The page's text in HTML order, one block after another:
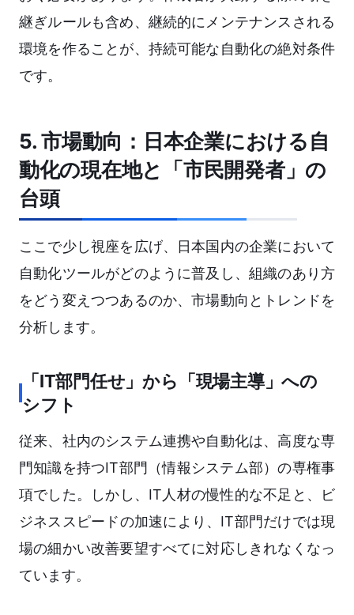
継ぎルールも含め、継続的にメンテナンスされる
環境を作ることが、持続可能な自動化の絶対条件
です。
5. 市場動向：日本企業における自
動化の現在地と「市民開発者」の
台頭
ここで少し視座を広げ、日本国内の企業において
自動化ツールがどのように普及し、組織のあり方
をどう変えつつあるのか、市場動向とトレンドを
分析します。
「IT部門任せ」から「現場主導」への
シフト
従来、社内のシステム連携や自動化は、高度な専
門知識を持つIT部門（情報システム部）の専権事
項でした。しかし、IT人材の慢性的な不足と、ビ
ジネススピードの加速により、IT部門だけでは現
場の細かい改善要望すべてに対応しきれなくなっ
ています。